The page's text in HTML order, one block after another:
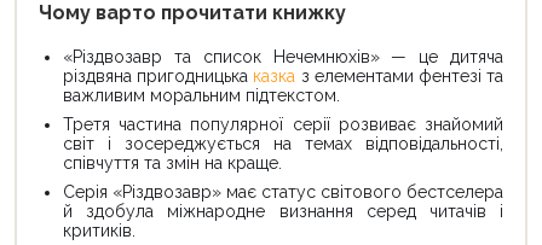
Чому варто прочитати книжку
«Різдвозавр та список Нечемнюхів» — це дитяча
різдвяна пригодницька казка з елементами фентезі та
важливим моральним підтекстом.
Третя частина популярної серії розвиває знайомий
світ і зосереджується на темах відповідальності,
співчуття та змін на краще.
Серія «Різдвозавр» має статус світового бестселера
й здобула міжнародне визнання серед читачів і
критиків.